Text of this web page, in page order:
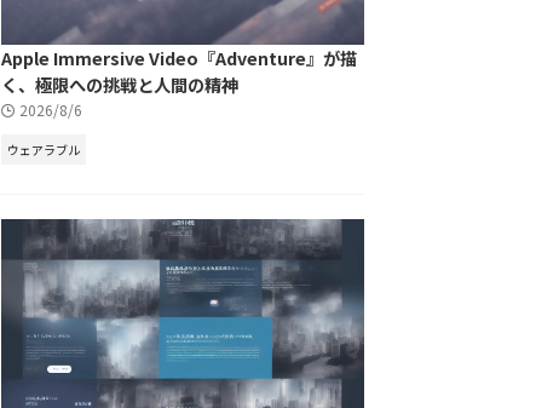
Apple Immersive Video『Adventure』が描
く、極限への挑戦と人間の精神
2026/8/6
ウェアラブル